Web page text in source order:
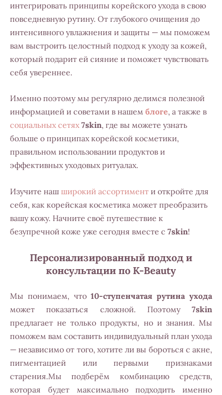
интегрировать принципы корейского ухода в свою
повседневную рутину. От глубокого очищения до
интенсивного увлажнения и защиты — мы поможем
вам выстроить целостный подход к уходу за кожей,
который подарит ей сияние и поможет чувствовать
себя увереннее.
Именно поэтому мы регулярно делимся полезной
информацией и советами в нашем блоге, а также в
социальных сетях 7skin, где вы можете узнать
больше о принципах корейской косметики,
правильном использовании продуктов и
эффективных уходовых ритуалах.
Изучите наш широкий ассортимент и откройте для
себя, как корейская косметика может преобразить
вашу кожу. Начните своё путешествие к
безупречной коже уже сегодня вместе с 7skin!
Персонализированный подход и
консультации по K-Beauty
Мы понимаем, что10-ступенчатая рутина ухода
может показаться сложной. Поэтому 7skin
предлагает не только продукты, но и знания. Мы
поможем вам составить индивидуальный план ухода
— независимо от того, хотите ли вы бороться с акне,
пигментацией или первыми признаками
старения.Мы подберём комбинацию средств,
которая будет максимально подходить именно